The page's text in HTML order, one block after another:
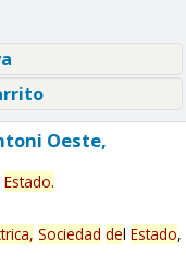
Oeste,
Estado.
Sociedad del Estado,